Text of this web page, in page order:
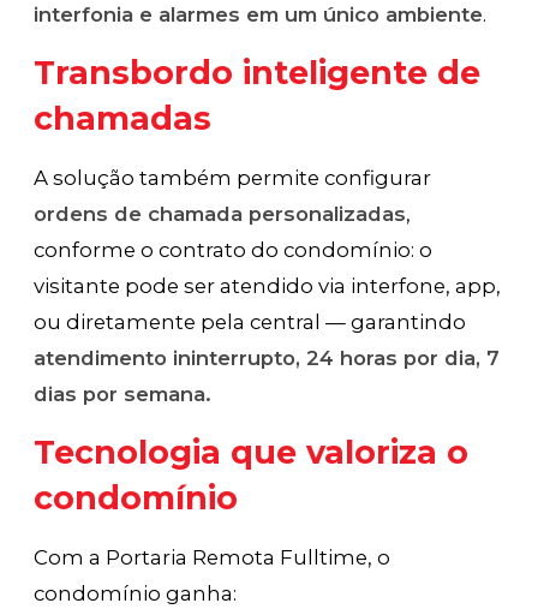
interfonia e alarmes em um único ambiente.
Transbordo inteligente de
chamadas
A solução também permite configurar
ordens de chamada personalizadas,
conforme o contrato do condomínio: o
visitante pode ser atendido via interfone, app,
ou diretamente pela central — garantindo
atendimento ininterrupto, 24 horas por dia, 7
dias por semana.
Tecnologia que valoriza o
condomínio
Com a Portaria Remota Fulltime, o
condomínio ganha: